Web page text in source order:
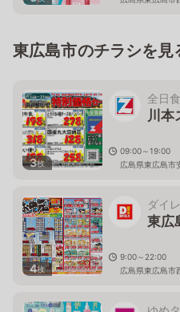
東広島市のチラシを見
3枚
全日
川本
09:00～19:00
広島県東広島市
4枚
ダイ
東広
9:00～22:00
広島県東広島市